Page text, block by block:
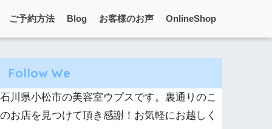
ご予約方法 Blog お客様のお声 OnlineShop
Follow We
石川県小松市の美容室ウプスです。裏通りのこ
のお店を見つけて頂き感謝！お気軽にお越しく